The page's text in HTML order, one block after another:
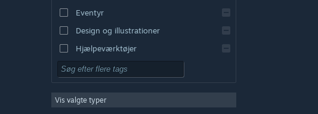
Eventyr
Design og illustrationer
Hjælpeværktøjer
Gratis at spille
Massiv multiplayer
Vis valgte typer